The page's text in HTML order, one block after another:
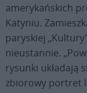
amerykańskich
Katyniu.
paryskiej
nieustannie.
rysunki układają
zbiorowy portret